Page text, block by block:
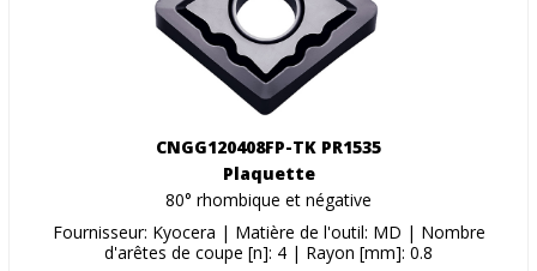
CNGG120408FP-TK PR1535
Plaquette
80° rhombique et négative
Fournisseur: Kyocera | Matière de l'outil: MD | Nombre
d'arêtes de coupe [n]: 4 | Rayon [mm]: 0.8